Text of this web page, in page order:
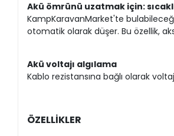
Akü ömrünü uzatmak için:
KampKaravanMarket'te
otomatik olarak düşer. Bu özellik,
Akü voltajı algılama
Kablo rezistansına bağlı olarak
ÖZELLİKLER